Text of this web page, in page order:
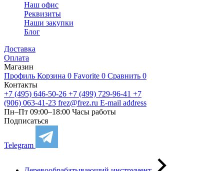
Наш офис
Реквизиты
Наши закупки
Блог
Доставка
Оплата
Магазин
Профиль Корзина 0 Favorite 0 Сравнить 0
Контакты
+7 (495) 646-50-26 +7 (499) 729-96-41 +7
(906) 063-41-23 frez@frez.ru E-mail address
Пн–Пт 09:00–18:00 Часы работы
Подписаться
Telegram